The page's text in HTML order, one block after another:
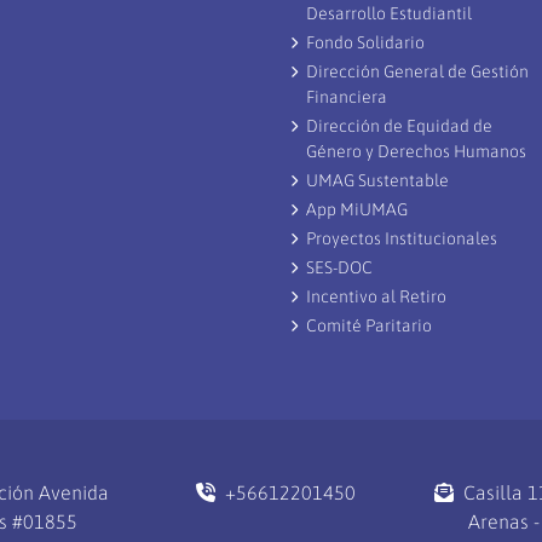
Desarrollo Estudiantil
Fondo Solidario
Dirección General de Gestión
Financiera
Dirección de Equidad de
Género y Derechos Humanos
UMAG Sustentable
App MiUMAG
Proyectos Institucionales
SES-DOC
Incentivo al Retiro
Comité Paritario
Avenida
#01855
+56612201450
Casilla
Arenas